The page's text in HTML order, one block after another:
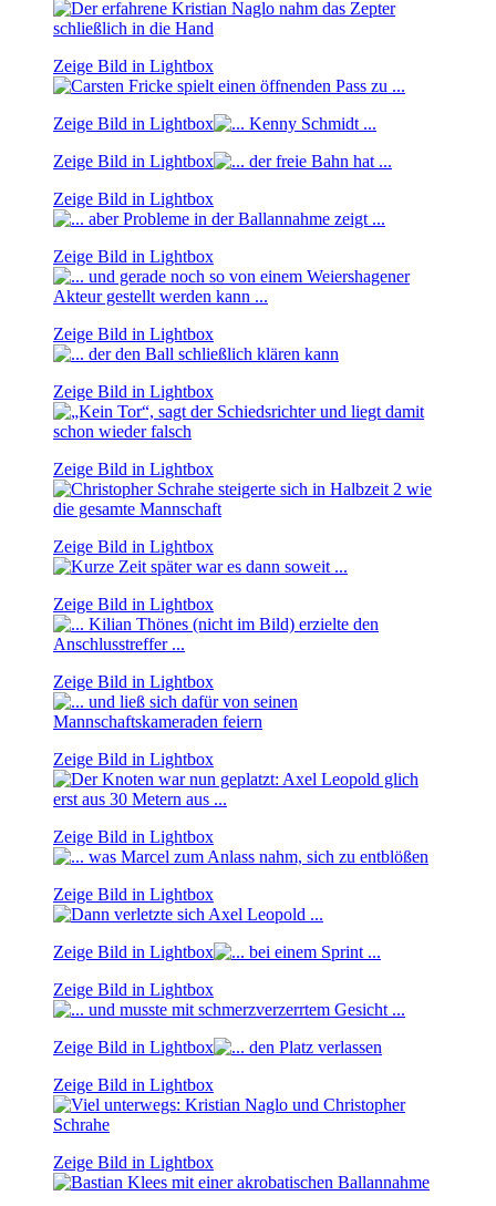
Zeige Bild in Lightbox
Zeige Bild in Lightbox
Zeige Bild in Lightbox
Zeige Bild in Lightbox
Zeige Bild in Lightbox
Zeige Bild in Lightbox
Zeige Bild in Lightbox
Zeige Bild in Lightbox
Zeige Bild in Lightbox
Zeige Bild in Lightbox
Zeige Bild in Lightbox
Zeige Bild in Lightbox
Zeige Bild in Lightbox
Zeige Bild in Lightbox
Zeige Bild in Lightbox
Zeige Bild in Lightbox
Zeige Bild in Lightbox
Zeige Bild in Lightbox
Zeige Bild in Lightbox